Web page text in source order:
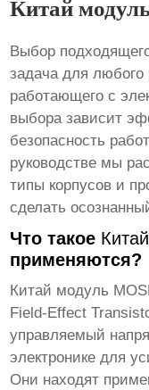
Китай
Выбор
задача для любого
работающего с
выбора зависит
безопасность
руководстве мы
типы корпусов и
сделать
Что такое
применяются?
Китай модуль
Field-Effect
управляемый
электронике для
Они находят